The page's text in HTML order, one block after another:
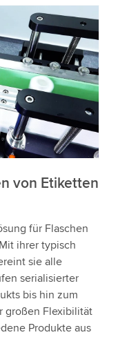
um den
um
über Ihre
Sie
Dienst, um
von Etiketten
für Flaschen
ihrer typisch
sie alle
serialisierter
bis hin zum
großen Flexibilität
Produkte aus